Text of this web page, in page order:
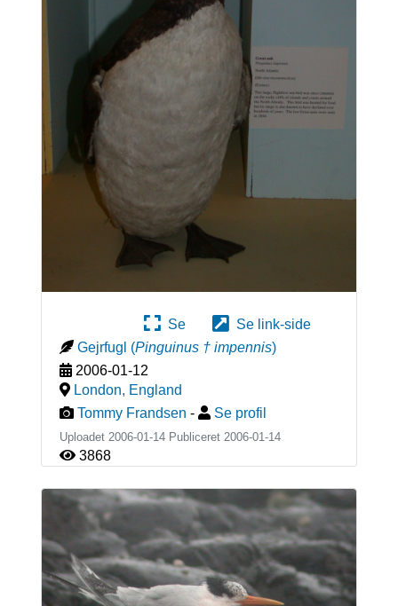
Se
Se link-side
Gejrfugl (Pinguinus † impennis)
2006-01-12
London, England
Tommy Frandsen - Se profil
Uploadet 2006-01-14 Publiceret 2006-01-14
3868